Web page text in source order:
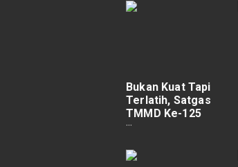
Bukan Kuat Tapi
Terlatih, Satgas
TMMD Ke-125
Kodim
Bangun MCK untuk